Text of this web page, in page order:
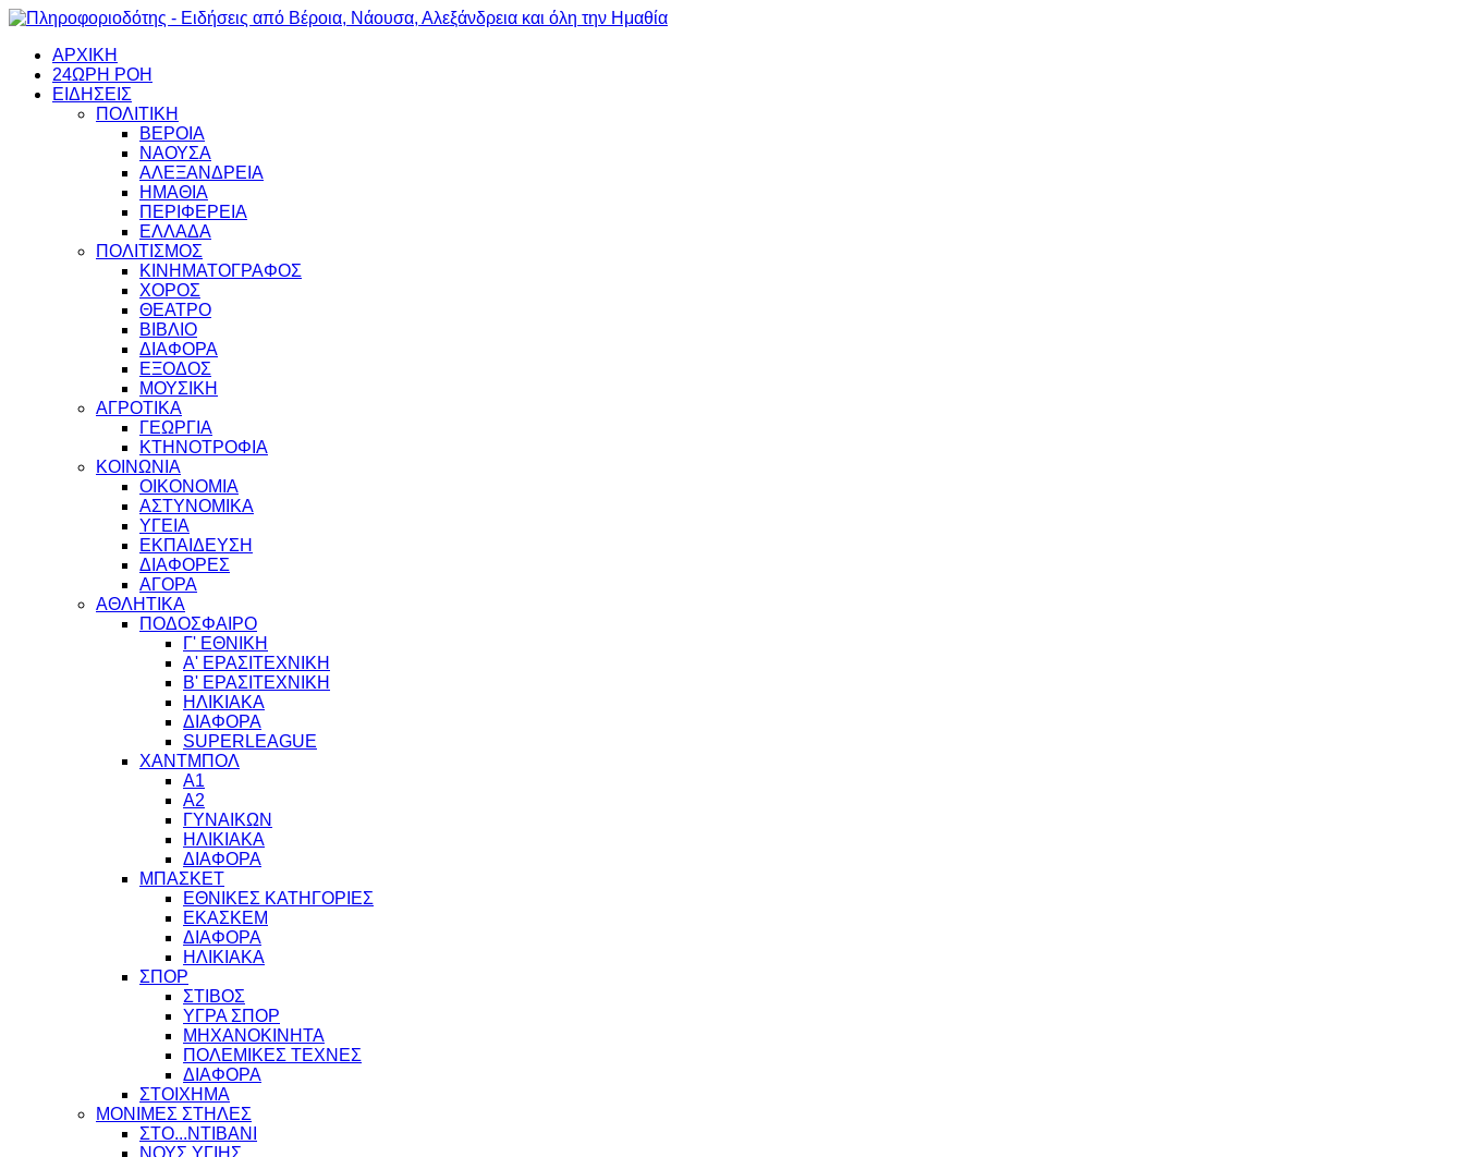
ΑΡΧΙΚΗ
24ΩΡΗ ΡΟΗ
ΕΙΔΗΣΕΙΣ
ΠΟΛΙΤΙΚΗ
ΒΕΡΟΙΑ
ΝΑΟΥΣΑ
ΑΛΕΞΑΝΔΡΕΙΑ
ΗΜΑΘΙΑ
ΠΕΡΙΦΕΡΕΙΑ
ΕΛΛΑΔΑ
ΠΟΛΙΤΙΣΜΟΣ
ΚΙΝΗΜΑΤΟΓΡΑΦΟΣ
ΧΟΡΟΣ
ΘΕΑΤΡΟ
ΒΙΒΛΙΟ
ΔΙΑΦΟΡΑ
ΕΞΟΔΟΣ
ΜΟΥΣΙΚΗ
ΑΓΡΟΤΙΚΑ
ΓΕΩΡΓΙΑ
ΚΤΗΝΟΤΡΟΦΙΑ
ΚΟΙΝΩΝΙΑ
ΟΙΚΟΝΟΜΙΑ
ΑΣΤΥΝΟΜΙΚΑ
ΥΓΕΙΑ
ΕΚΠΑΙΔΕΥΣΗ
ΔΙΑΦΟΡΕΣ
ΑΓΟΡΑ
ΑΘΛΗΤΙΚΑ
ΠΟΔΟΣΦΑΙΡΟ
Γ' ΕΘΝΙΚΗ
Α' ΕΡΑΣΙΤΕΧΝΙΚΗ
Β' ΕΡΑΣΙΤΕΧΝΙΚΗ
ΗΛΙΚΙΑΚΑ
ΔΙΑΦΟΡΑ
SUPERLEAGUE
ΧΑΝΤΜΠΟΛ
Α1
Α2
ΓΥΝΑΙΚΩΝ
ΗΛΙΚΙΑΚΑ
ΔΙΑΦΟΡΑ
ΜΠΑΣΚΕΤ
ΕΘΝΙΚΕΣ ΚΑΤΗΓΟΡΙΕΣ
ΕΚΑΣΚΕΜ
ΔΙΑΦΟΡΑ
ΗΛΙΚΙΑΚΑ
ΣΠΟΡ
ΣΤΙΒΟΣ
ΥΓΡΑ ΣΠΟΡ
ΜΗΧΑΝΟΚΙΝΗΤΑ
ΠΟΛΕΜΙΚΕΣ ΤΕΧΝΕΣ
ΔΙΑΦΟΡΑ
ΣΤΟΙΧΗΜΑ
ΜΟΝΙΜΕΣ ΣΤΗΛΕΣ
ΣΤΟ...ΝΤΙΒΑΝΙ
ΝΟΥΣ ΥΓΙΗΣ